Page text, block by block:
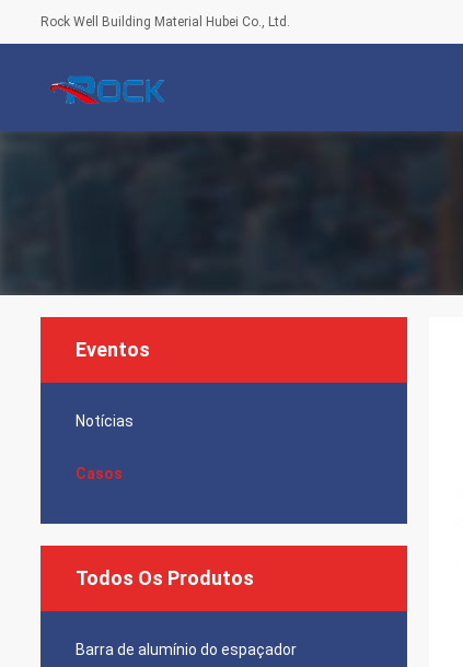
Rock Well Building Material Hubei Co., Ltd.
Eventos
Notícias
Casos
Todos Os Produtos
Barra de alumínio do espaçador